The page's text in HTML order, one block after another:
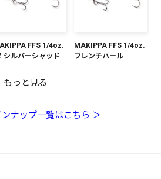
FFS 1/4oz.
シルバーシャッド
MAKIPPA FFS 1/4oz.
フレンチパール
もっと見る
ナップ一覧はこちら ＞